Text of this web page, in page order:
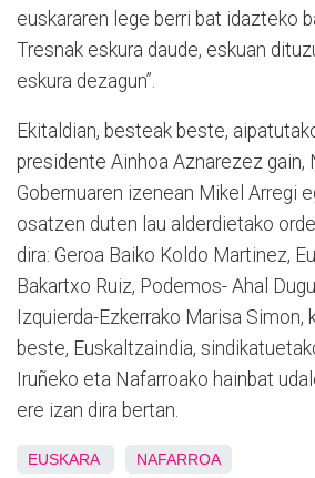
euskararen lege berri bat idazteko
Tresnak eskura daude, eskuan
eskura dezagun”.
Ekitaldian, besteak beste,
presidente Ainhoa Aznarezez gain,
Gobernuaren izenean Mikel Arregi
osatzen duten lau alderdietako
dira: Geroa Baiko Koldo Martinez,
Bakartxo Ruiz, Podemos- Ahal
Izquierda-Ezkerrako Marisa Simon,
beste, Euskaltzaindia,
Iruñeko eta Nafarroako hainbat
ere izan dira bertan.
EUSKARA NAFARROA